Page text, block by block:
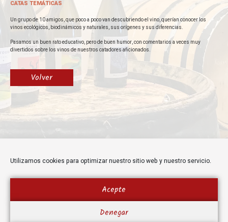
Utilizamos cookies para optimizar nuestro sitio web y nuestro servicio.
Acepte
Denegar
CATAS TEMÁTICAS
Un grupo de 10 amigos, que poco a poco van descubriendo el vino, querían conocer los
vinos ecológicos, biodinámicos y naturales, sus orígenes y sus diferencias.
Pasamos un buen rato educativo, pero de buen humor, con comentarios a veces muy
divertidos sobre los vinos de nuestros catadores aficionados.
Volver